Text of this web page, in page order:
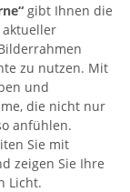
gibt Ihnen die
aktueller
zu nutzen. Mit
und
die nicht nur
anfühlen.
Sie mit
zeigen Sie Ihre
Licht.